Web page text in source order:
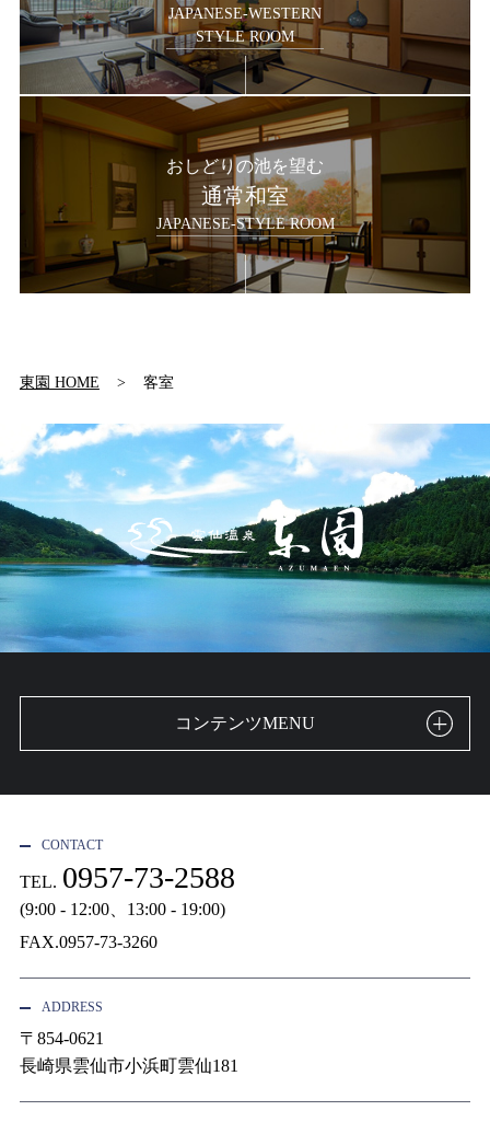
JAPANESE-WESTERN
STYLE ROOM
おしどりの池を望む
通常和室
JAPANESE-STYLE ROOM
東園 HOME 客室
コンテンツMENU
CONTACT
TEL. 0957-73-2588
(9:00 - 12:00、13:00 - 19:00)
FAX.0957-73-3260
ADDRESS
〒854-0621
長崎県雲仙市小浜町雲仙181